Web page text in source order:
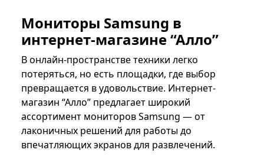
Мониторы Samsung в
интернет-магазине “Алло”
В онлайн-пространстве техники легко
потеряться, но есть площадки, где выбор
превращается в удовольствие. Интернет-
магазин “Алло” предлагает широкий
ассортимент мониторов Samsung — от
лаконичных решений для работы до
впечатляющих экранов для развлечений.